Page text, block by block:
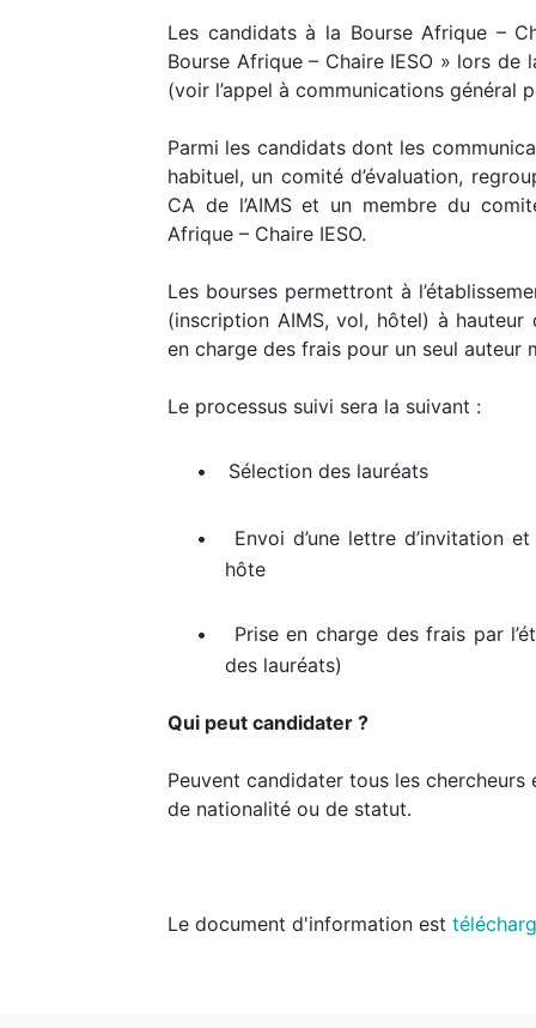
Les candidats à la Bourse Afrique –
Bourse Afrique – Chaire IESO » lors
(voir l’appel à communications général
Parmi les candidats dont les
habituel, un comité d’évaluation,
CA de l’AIMS et un membre du
Afrique – Chaire IESO.
Les bourses permettront à
(inscription AIMS, vol, hôtel) à
en charge des frais pour un seul auteur
Le processus suivi sera la suivant :
• Sélection des lauréats
•
Envoi d’une lettre d’invitation
hôte
•
Prise en charge des frais par
des lauréats)
Qui peut candidater ?
Peuvent candidater tous les
de nationalité ou de statut.
Le document d'information est